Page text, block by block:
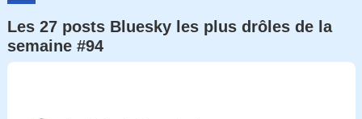
Les 27 posts Bluesky les plus drôles de la
semaine #94